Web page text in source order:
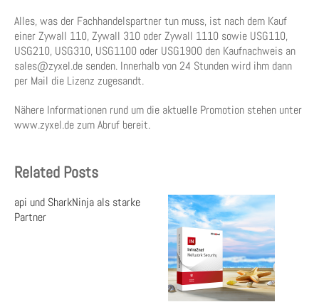
Alles, was der Fachhandelspartner tun muss, ist nach dem Kauf
einer Zywall 110, Zywall 310 oder Zywall 1110 sowie USG110,
USG210, USG310, USG1100 oder USG1900 den Kaufnachweis an
sales@zyxel.de senden. Innerhalb von 24 Stunden wird ihm dann
per Mail die Lizenz zugesandt.
Nähere Informationen rund um die aktuelle Promotion stehen unter
www.zyxel.de zum Abruf bereit.
Related Posts
api und SharkNinja als starke
Partner